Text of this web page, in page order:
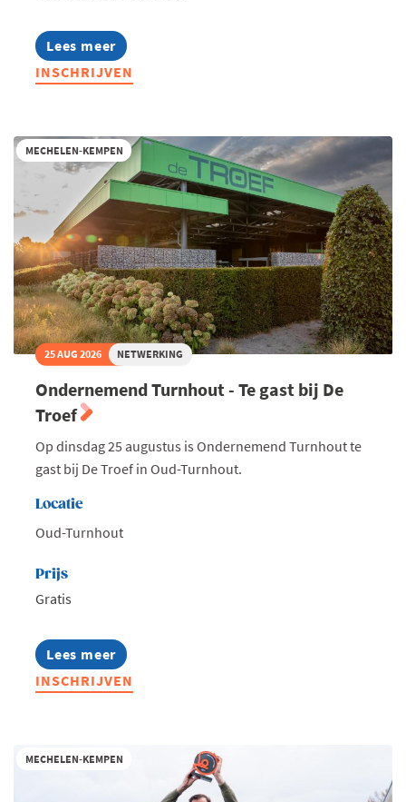
Lees meer
about
Jong
Voka
on
water
INSCHRIJVEN
MECHELEN-KEMPEN
25 AUG 2026 NETWERKING
Ondernemend Turnhout - Te gast bij De
Troef
Op dinsdag 25 augustus is Ondernemend Turnhout te
gast bij De Troef in Oud-Turnhout.
Locatie
Oud-Turnhout
Prijs
Gratis
Lees meer
about
Ondernemend
Turnhout
bij
INSCHRIJVEN
MECHELEN-KEMPEN